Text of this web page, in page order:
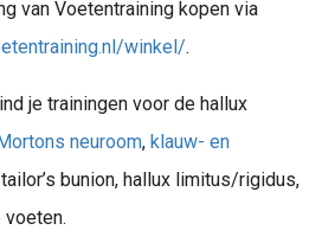
van Voetentraining kopen via
winkel/.
je trainingen voor de hallux
neuroom, klauw- en
bunion, hallux limitus/rigidus,